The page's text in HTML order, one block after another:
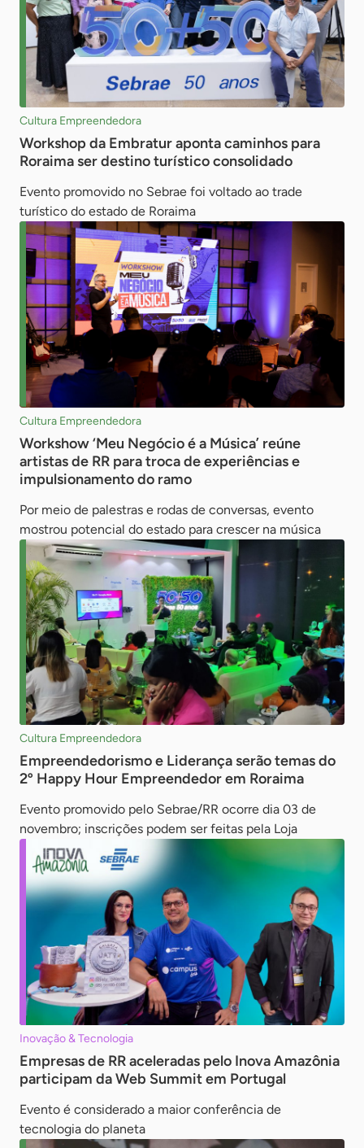
Cultura Empreendedora
Workshop da Embratur aponta caminhos para
Roraima ser destino turístico consolidado
Evento promovido no Sebrae foi voltado ao trade
turístico do estado de Roraima
Cultura Empreendedora
Workshow ‘Meu Negócio é a Música’ reúne
artistas de RR para troca de experiências e
impulsionamento do ramo
Por meio de palestras e rodas de conversas, evento
mostrou potencial do estado para crescer na música
Cultura Empreendedora
Empreendedorismo e Liderança serão temas do
2º Happy Hour Empreendedor em Roraima
Evento promovido pelo Sebrae/RR ocorre dia 03 de
novembro; inscrições podem ser feitas pela Loja
Inovação & Tecnologia
Empresas de RR aceleradas pelo Inova Amazônia
participam da Web Summit em Portugal
Evento é considerado a maior conferência de
tecnologia do planeta